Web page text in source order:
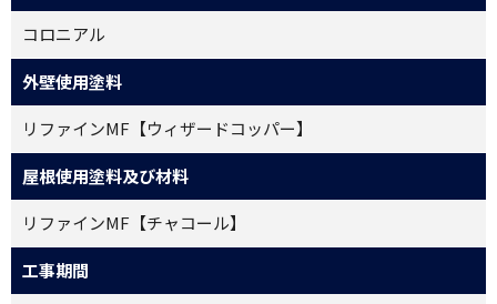
コロニアル
外壁使用塗料
リファインMF【ウィザードコッパー】
屋根使用塗料及び材料
リファインMF【チャコール】
工事期間